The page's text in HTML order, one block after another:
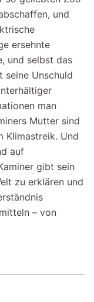
und
ersehnte
und selbst das
seine Unschuld
man
Mutter sind
Klimastreik. Und
auf
gibt sein
zu erklären und
– von